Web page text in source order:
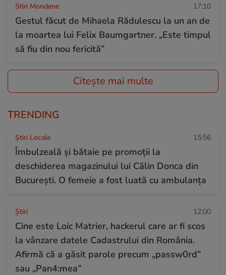
Stiri Mondene 17:10
Gestul făcut de Mihaela Rădulescu la un an de
la moartea lui Felix Baumgartner. „Este timpul
să fiu din nou fericită”
Citește mai multe
TRENDING
Știri Locale 15:56
Îmbulzeală și bătaie pe promoții la
deschiderea magazinului lui Călin Donca din
București. O femeie a fost luată cu ambulanța
Ştiri 12:00
Cine este Loic Matrier, hackerul care ar fi scos
la vânzare datele Cadastrului din România.
Afirmă că a găsit parole precum „passw0rd”
sau „Pan4:mea”